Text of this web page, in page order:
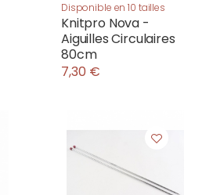
Disponible en 10 tailles
Knitpro Nova -
Aiguilles Circulaires
80cm
7,30 €